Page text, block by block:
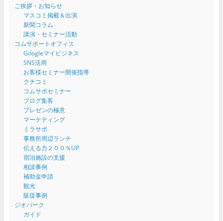
ご挨拶・お知らせ
マスコミ掲載＆出演
新聞コラム
講演・セミナー活動
コムサポートオフィス
Googleマイビジネス
SNS活用
お客様セミナー開催指導
クチコミ
コムサポセミナー
ブログ集客
プレゼンの極意
マーケティング
ミラサポ
事務所周辺ランチ
伝える力２００％UP
宿泊施設の支援
相談事例
補助金申請
観光
販促事例
ジオパーク
ガイド